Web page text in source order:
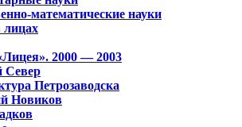
математические науки
лицах
2000 — 2003
Север
Петрозаводска
Новиков